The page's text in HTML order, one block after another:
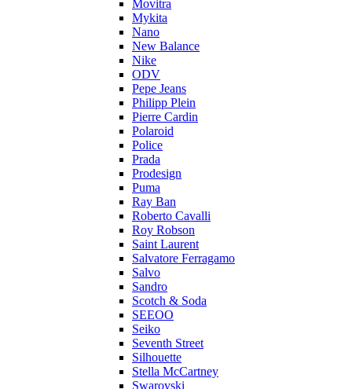
Movitra
Mykita
Nano
New Balance
Nike
ODV
Pepe Jeans
Philipp Plein
Pierre Cardin
Polaroid
Police
Prada
Prodesign
Puma
Ray Ban
Roberto Cavalli
Roy Robson
Saint Laurent
Salvatore Ferragamo
Salvo
Sandro
Scotch & Soda
SEEOO
Seiko
Seventh Street
Silhouette
Stella McCartney
Swarovski